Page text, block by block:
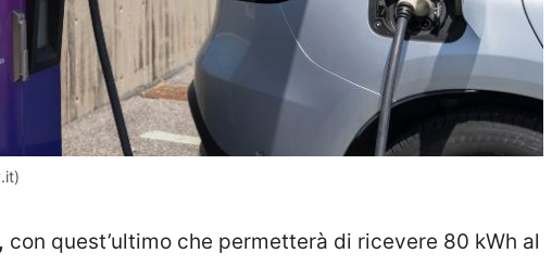
con quest’ultimo che permetterà di ricevere 80 kWh al